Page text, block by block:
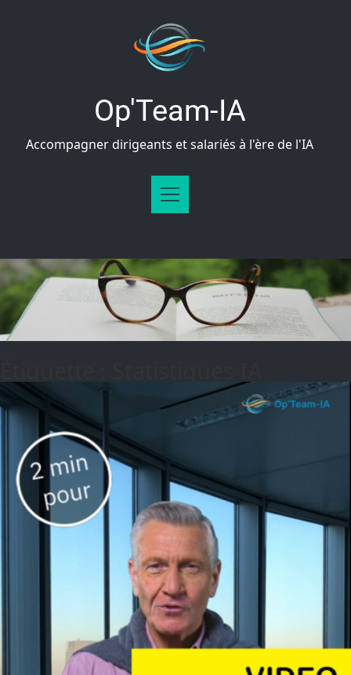
Op'Team-IA
Accompagner dirigeants et salariés à l'ère de l'IA